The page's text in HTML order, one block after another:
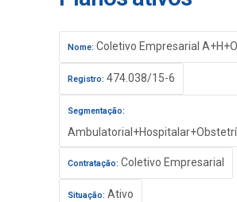
Nome: Coletivo Empresarial
Registro: 474.038/15-6
Segmentação:
Contratação: Coletivo Empresarial
Situação: Ativo